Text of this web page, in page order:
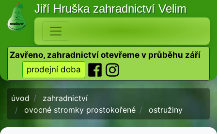
Jiří Hruška zahradnictví Velim
Zavřeno, zahradnictví otevřeme v průběhu září
prodejní doba
úvod
zahradnictví
ovocné stromky prostokořené
ostružiny